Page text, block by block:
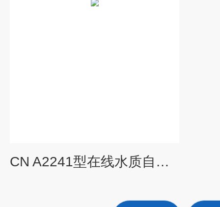
CN A2241型在线水质自动分析检测仪